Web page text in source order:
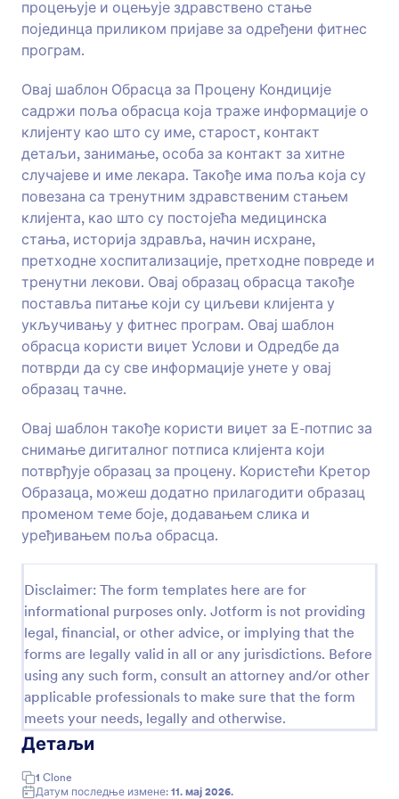
процењује и оцењује здравствено стање
појединца приликом пријаве за одређени фитнес
програм.
Овај шаблон Обрасца за Процену Кондиције
садржи поља обрасца која траже информације о
клијенту као што су име, старост, контакт
детаљи, занимање, особа за контакт за хитне
случајеве и име лекара. Такође има поља која су
повезана са тренутним здравственим стањем
клијента, као што су постојећа медицинска
стања, историја здравља, начин исхране,
претходне хоспитализације, претходне повреде и
тренутни лекови. Овај образац обрасца такође
поставља питање који су циљеви клијента у
укључивању у фитнес програм. Овај шаблон
обрасца користи виџет Услови и Одредбе да
потврди да су све информације унете у овај
образац тачне.
Овај шаблон такође користи виџет за Е-потпис за
снимање дигиталног потписа клијента који
потврђује образац за процену. Користећи Кретор
Образаца, можеш додатно прилагодити образац
променом теме боје, додавањем слика и
уређивањем поља обрасца.
Disclaimer: The form templates here are for
informational purposes only. Jotform is not providing
legal, financial, or other advice, or implying that the
forms are legally valid in all or any jurisdictions. Before
using any such form, consult an attorney and/or other
applicable professionals to make sure that the form
meets your needs, legally and otherwise.
Детаљи
1 Clone
Датум последње измене: 11. мај 2026.
позадину, стил текста и теме, и на крају
уградити образац у сајт, или га користити
самостално.
Преглед
Online Fitness Transformacija
Online Fitness Transformacija
Go to Category:
Спортски обрасци
Преглед